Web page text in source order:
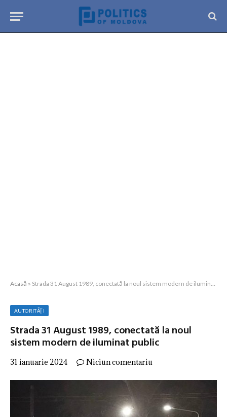
Acasă » Strada 31 August 1989, conectată la noul sistem modern de iluminat public
AUTORITĂȚI
Strada 31 August 1989, conectată la noul
sistem modern de iluminat public
31 ianuarie 2024 Niciun comentariu